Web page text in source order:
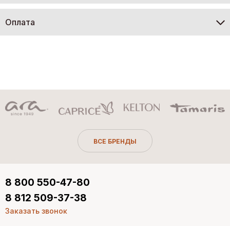
Оплата
ВСЕ БРЕНДЫ
8 800 550-47-80
8 812 509-37-38
Заказать звонок